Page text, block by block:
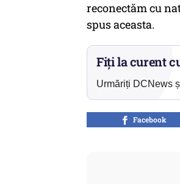
reconectăm cu
spus aceasta.
Fiți la curent
Urmăriți DCNews
Facebook